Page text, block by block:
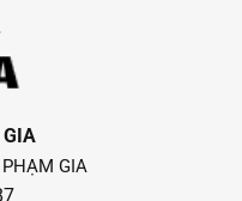
GIA
GIA